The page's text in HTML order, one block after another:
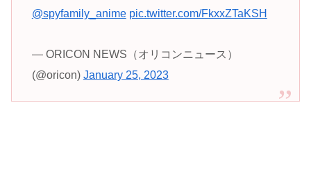
@spyfamily_anime pic.twitter.com/FkxxZTaKSH
— ORICON NEWS（オリコンニュース）
(@oricon) January 25, 2023